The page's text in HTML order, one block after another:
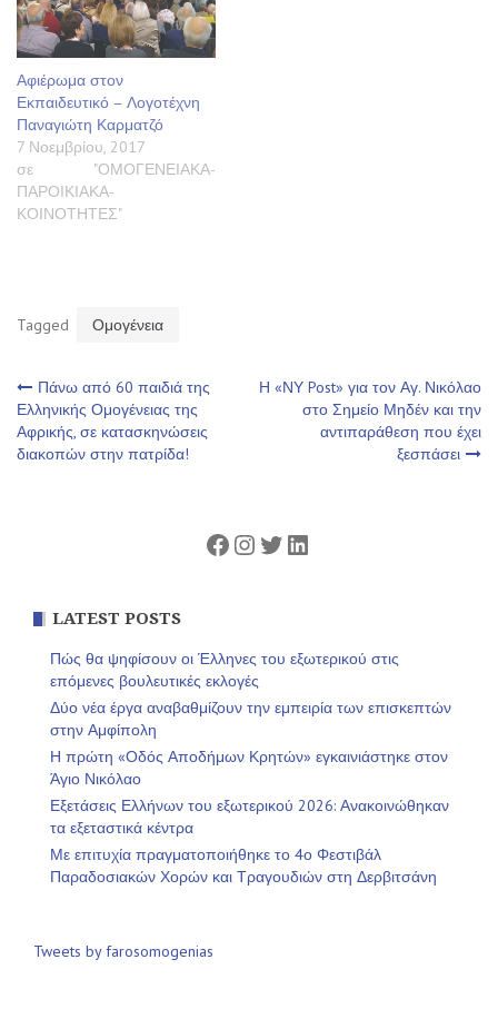
Αφιέρωμα στον
Εκπαιδευτικό – Λογοτέχνη
Παναγιώτη Καρματζό
7 Νοεμβρίου, 2017
σε "ΟΜΟΓΕΝΕΙΑΚΑ-
ΠΑΡΟΙΚΙΑΚΑ-
ΚΟΙΝΟΤΗΤΕΣ"
Tagged Ομογένεια
Πλοήγηση
άρθρων
Πάνω από 60 παιδιά της
Ελληνικής Ομογένειας της
Αφρικής, σε κατασκηνώσεις
διακοπών στην πατρίδα!
Η «ΝΥ Post» για τον Αγ. Νικόλαο
στο Σημείο Μηδέν και την
αντιπαράθεση που έχει
ξεσπάσει
Facebook
Instagram
Twitter
Linkedin
LATEST POSTS
Πώς θα ψηφίσουν οι Έλληνες του εξωτερικού στις
επόμενες βουλευτικές εκλογές
Δύο νέα έργα αναβαθμίζουν την εμπειρία των επισκεπτών
στην Αμφίπολη
Η πρώτη «Οδός Αποδήμων Κρητών» εγκαινιάστηκε στον
Άγιο Νικόλαο
Εξετάσεις Ελλήνων του εξωτερικού 2026: Ανακοινώθηκαν
τα εξεταστικά κέντρα
Με επιτυχία πραγματοποιήθηκε το 4ο Φεστιβάλ
Παραδοσιακών Χορών και Τραγουδιών στη Δερβιτσάνη
Tweets by farosomogenias